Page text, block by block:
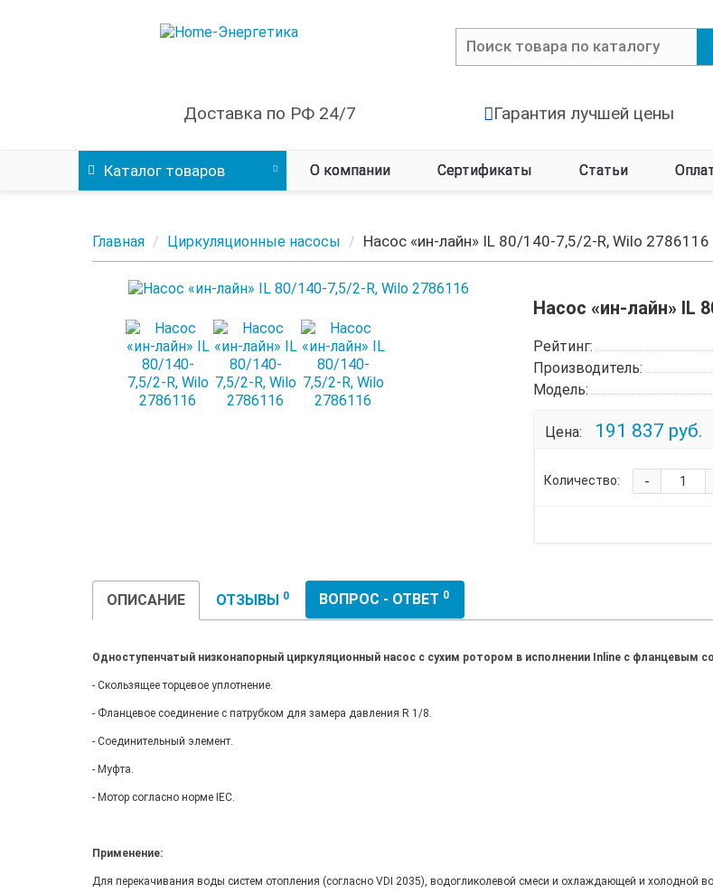
Доставка по РФ 24/7 Гарантия лучшей цены
Каталог товаров О компании Сертификаты Статьи
Главная Циркуляционные насосы Насос «ин-лайн» IL 80/140-7,5/2-R, Wilo 2786116
Насос «ин-лайн» IL
Рейтинг:
Производитель:
Модель:
Цена: 191 837 руб.
Количество: -
ОПИСАНИЕ ОТЗЫВЫ 0 ВОПРОС - ОТВЕТ 0
Одноступенчатый низконапорный циркуляционный насос с сухим ротором в исполнении Inline с фланцевым
- Скользящее торцевое уплотнение.
- Фланцевое соединение с патрубком для замера давления R 1/8.
- Соединительный элемент.
- Муфта.
- Мотор согласно норме IEC.
Применение:
Для перекачивания воды систем отопления (согласно VDI 2035), водогликолевой смеси и охлаждающей и холодной